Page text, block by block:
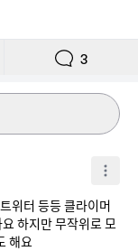
3
위터 등등 클라이머
하지만 무작위로 모
해요